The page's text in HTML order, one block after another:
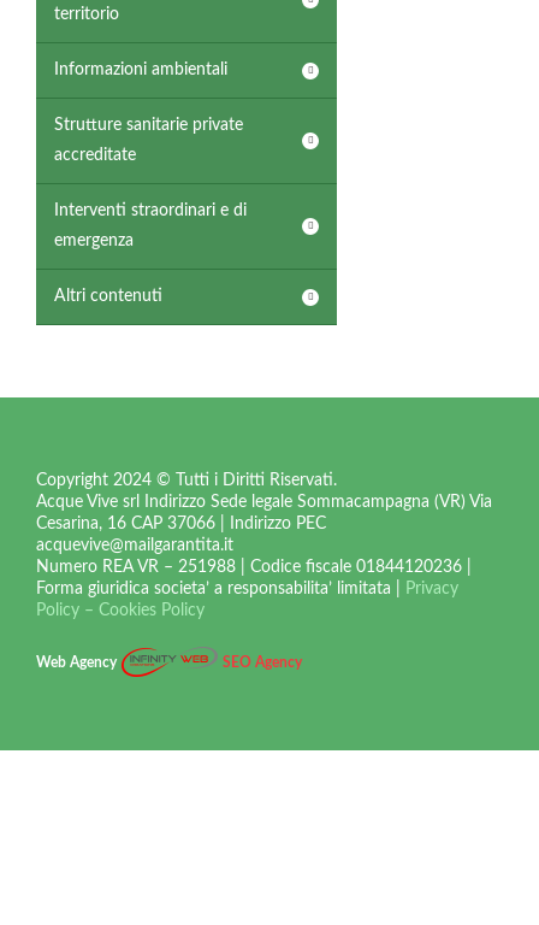
territorio
Informazioni ambientali
Strutture sanitarie private
accreditate
Interventi straordinari e di
emergenza
Altri contenuti
Copyright 2024 © Tutti i Diritti Riservati.
Acque Vive srl Indirizzo Sede legale Sommacampagna (VR) Via
Cesarina, 16 CAP 37066 | Indirizzo PEC
acquevive@mailgarantita.it
Numero REA VR – 251988 | Codice fiscale 01844120236 |
Forma giuridica societa’ a responsabilita’ limitata |
Privacy
Policy – Cookies Policy
Web Agency SEO Agency